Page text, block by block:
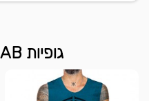
גופיות PLAZMALAB